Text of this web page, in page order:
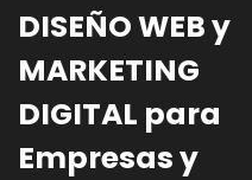
DISEÑO WEB y
MARKETING
DIGITAL para
Empresas y